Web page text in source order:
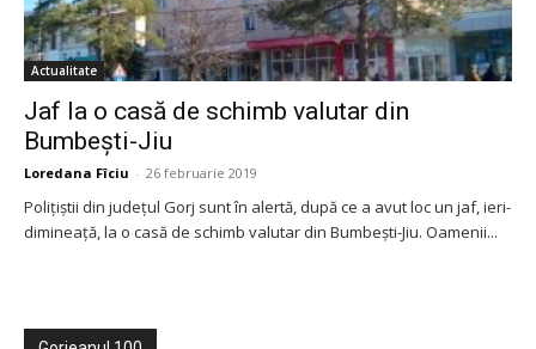
Actualitate
Jaf la o casă de schimb valutar din
Bumbești-Jiu
Loredana Fîciu - 26 februarie 2019
Poliţiștii din județul Gorj sunt în alertă, după ce a avut loc un jaf, ieri-
dimineață, la o casă de schimb valutar din Bumbești-Jiu. Oamenii...